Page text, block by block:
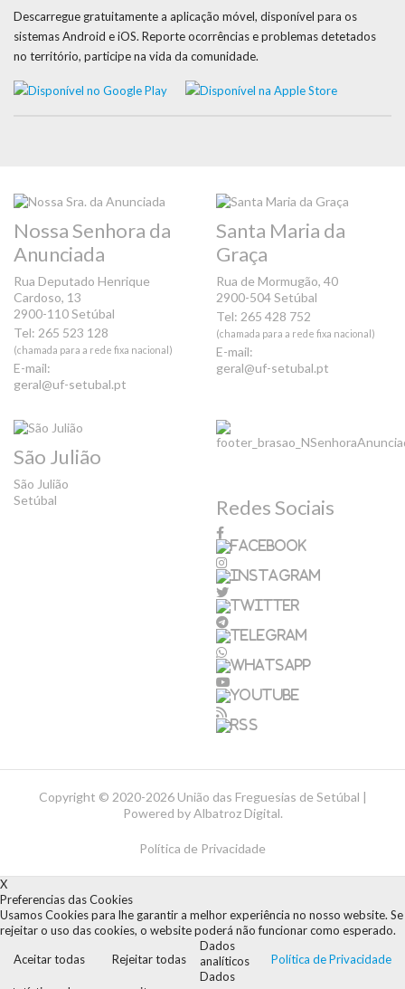
Descarregue gratuitamente a aplicação móvel, disponível para os
sistemas Android e iOS. Reporte ocorrências e problemas detetados
no território, participe na vida da comunidade.
Nossa Senhora da
Anunciada
Rua Deputado Henrique
Cardoso, 13
2900-110 Setúbal
Tel: 265 523 128
(chamada para a rede fixa nacional)
E-mail:
geral@uf-setubal.pt
Santa Maria da
Graça
Rua de Mormugão, 40
2900-504 Setúbal
Tel: 265 428 752
(chamada para a rede fixa nacional)
E-mail:
geral@uf-setubal.pt
São Julião
São Julião
Setúbal
Redes Sociais
Copyright © 2020-2026 União das Freguesias de Setúbal |
Powered byAlbatroz Digital.
Política de Privacidade
X
Preferencias das Cookies
Usamos Cookies para lhe garantir a melhor experiência no nosso website. Se
rejeitar o uso das cookies, o website poderá não funcionar como esperado.
Aceitar todas
Rejeitar todas Política de Privacidade
Dados
analíticos
Dados